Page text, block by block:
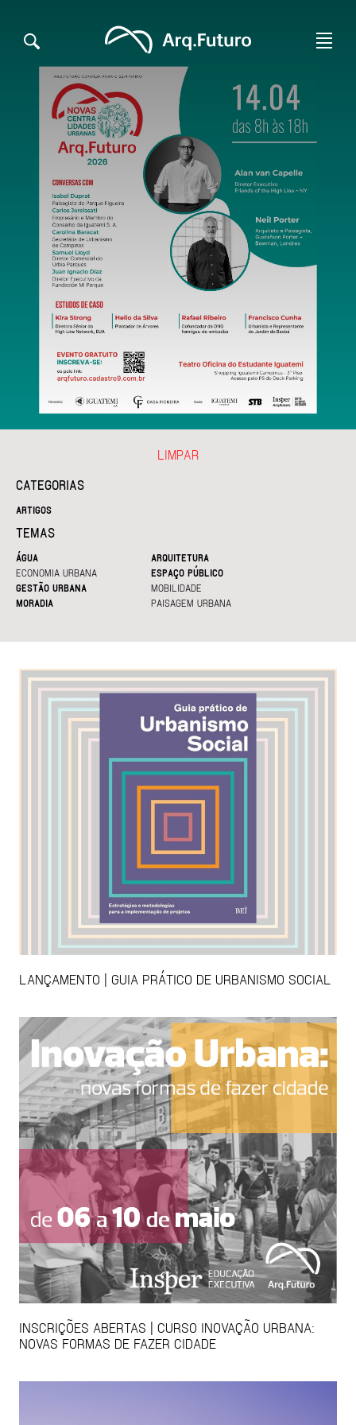
CATEGORIAS
ARTIGOS
TEMAS
ÁGUA
ARQUITETURA
ECONOMIA URBANA
ESPAÇO PÚBLICO
GESTÃO URBANA
MOBILIDADE
MORADIA
PAISAGEM URBANA
LIMPAR
LANÇAMENTO | GUIA PRÁTICO DE URBANISMO SOCIAL
INSCRIÇÕES ABERTAS | CURSO INOVAÇÃO URBANA:
NOVAS FORMAS DE FAZER CIDADE